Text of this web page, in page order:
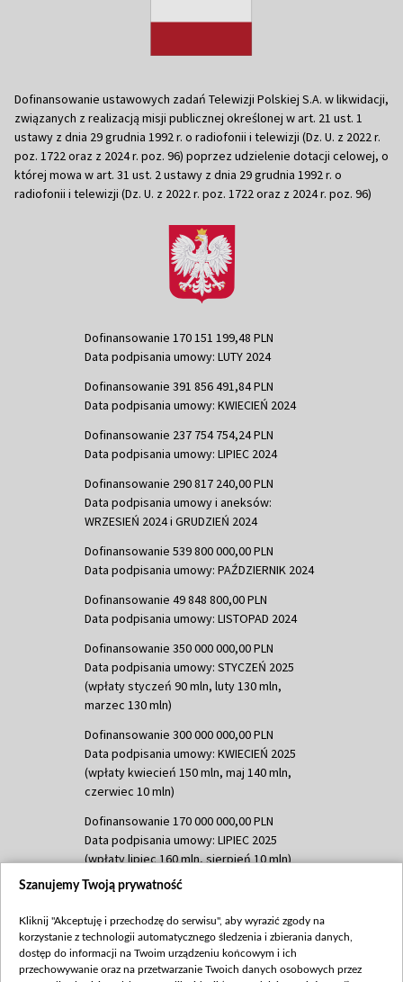
Dofinansowanie ustawowych zadań Telewizji Polskiej S.A. w likwidacji,
związanych z realizacją misji publicznej określonej w art. 21 ust. 1
ustawy z dnia 29 grudnia 1992 r. o radiofonii i telewizji (Dz. U. z 2022 r.
poz. 1722 oraz z 2024 r. poz. 96) poprzez udzielenie dotacji celowej, o
której mowa w art. 31 ust. 2 ustawy z dnia 29 grudnia 1992 r. o
radiofonii i telewizji (Dz. U. z 2022 r. poz. 1722 oraz z 2024 r. poz. 96)
Dofinansowanie 170 151 199,48 PLN
Data podpisania umowy: LUTY 2024
Dofinansowanie 391 856 491,84 PLN
Data podpisania umowy: KWIECIEŃ 2024
Dofinansowanie 237 754 754,24 PLN
Data podpisania umowy: LIPIEC 2024
Dofinansowanie 290 817 240,00 PLN
Data podpisania umowy i aneksów:
WRZESIEŃ 2024 i GRUDZIEŃ 2024
Dofinansowanie 539 800 000,00 PLN
Data podpisania umowy: PAŹDZIERNIK 2024
Dofinansowanie 49 848 800,00 PLN
Data podpisania umowy: LISTOPAD 2024
Dofinansowanie 350 000 000,00 PLN
Data podpisania umowy: STYCZEŃ 2025
(wpłaty styczeń 90 mln, luty 130 mln,
marzec 130 mln)
Dofinansowanie 300 000 000,00 PLN
Data podpisania umowy: KWIECIEŃ 2025
(wpłaty kwiecień 150 mln, maj 140 mln,
czerwiec 10 mln)
Dofinansowanie 170 000 000,00 PLN
Data podpisania umowy: LIPIEC 2025
(wpłaty lipiec 160 mln, sierpień 10 mln)
Dofinansowanie 60 000 000,00 PLN
(wpłata wrzesień 60 mln)
Dofinansowanie 635 783 051,21 PLN
Data podpisania umowy: WRZESIEŃ 2025
Szanujemy Twoją prywatność
Kliknij "Akceptuję i przechodzę do serwisu", aby wyrazić zgody na
korzystanie z technologii automatycznego śledzenia i zbierania danych,
dostęp do informacji na Twoim urządzeniu końcowym i ich
przechowywanie oraz na przetwarzanie Twoich danych osobowych przez